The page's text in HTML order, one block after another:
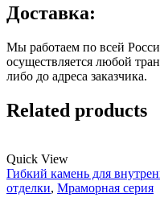
Доставка:
Мы работаем по всей
осуществляется любой
либо до адреса заказчика.
Related products
Quick View
Гибкий камень для
отделки, Мраморная серия